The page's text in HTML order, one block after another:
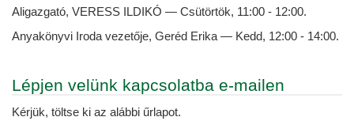
Aligazgató, VERESS ILDIKÓ — Csütörtök, 11:00 - 12:00.
Anyakönyvi Iroda vezetője, Geréd Erika — Kedd, 12:00 - 14:00.
Lépjen velünk kapcsolatba e-mailen
Kérjük, töltse ki az alábbi űrlapot.